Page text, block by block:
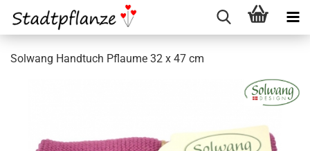
Solwang Handtuch Pflaume 32 x 47 cm